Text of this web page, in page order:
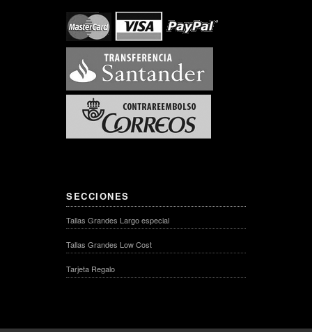
SECCIONES
Tallas Grandes Largo especial
Tallas Grandes Low Cost
Tarjeta Regalo